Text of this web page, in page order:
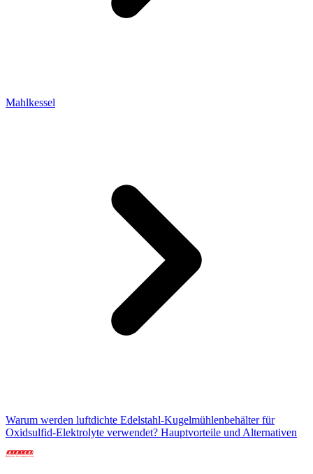
Mahlkessel
Warum werden luftdichte Edelstahl-Kugelmühlenbehälter für
Oxidsulfid-Elektrolyte verwendet? Hauptvorteile und Alternativen